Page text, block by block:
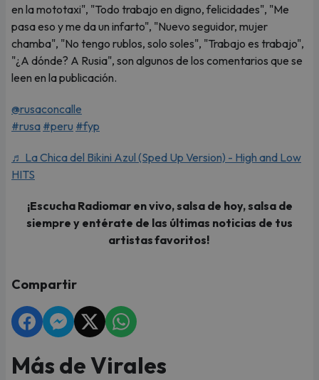
en la mototaxi", "Todo trabajo en digno, felicidades", "Me
pasa eso y me da un infarto", "Nuevo seguidor, mujer
chamba", "No tengo rublos, solo soles", "Trabajo es trabajo",
"¿A dónde? A Rusia", son algunos de los comentarios que se
leen en la publicación.
@rusaconcalle
#rusa #peru #fyp
♬ La Chica del Bikini Azul (Sped Up Version) - High and Low
HITS
¡Escucha Radiomar en vivo, salsa de hoy, salsa de
siempre y entérate de las últimas noticias de tus
artistas favoritos!
Compartir
Más de Virales